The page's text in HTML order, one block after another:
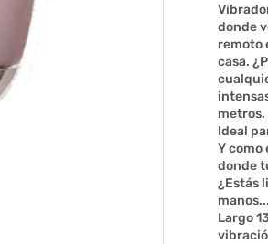
donde
remoto
casa.
metros.
Ideal
Y como
donde
¿Estás
Largo